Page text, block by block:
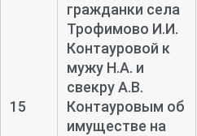
15
гражданки села
Трофимово И.И.
Контауровой к
мужу Н.А. и
свекру А.В.
Контауровым об
имуществе на